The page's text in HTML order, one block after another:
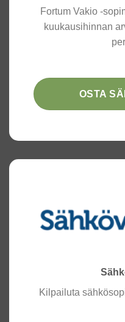
Fortum Vakio -
kuukausihinnan
OSTA
Kilpailuta